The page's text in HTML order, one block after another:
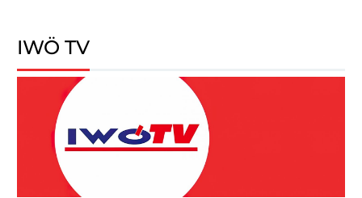
IWÖ TV